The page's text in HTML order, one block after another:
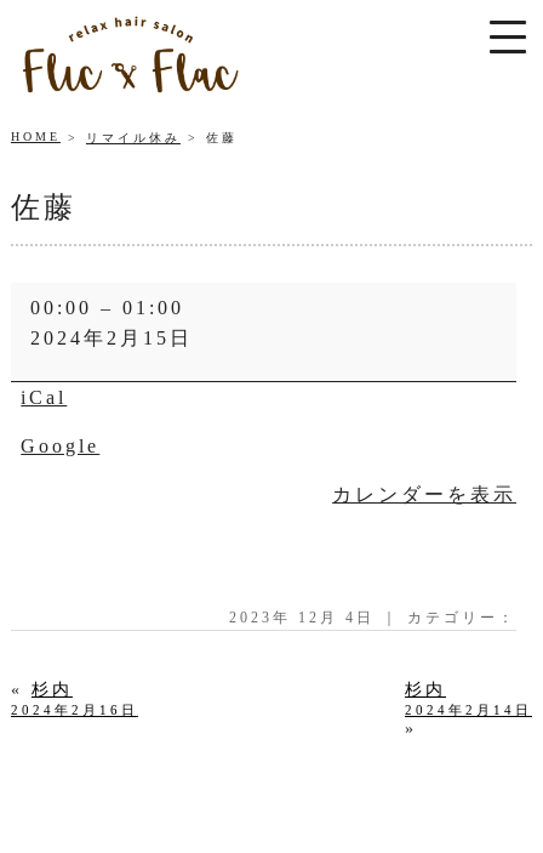
HOME リマイル休み 佐藤
佐藤
00:00 – 01:00
2024年2月15日
iCal
Google
カレンダーを表示
2023年 12月 4日 ｜ カテゴリー：
« 杉内
2024年2月16日
杉内
2024年2月14日
»